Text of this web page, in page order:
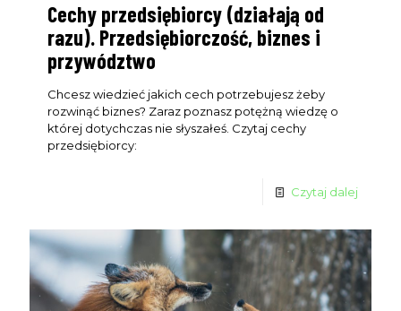
Cechy przedsiębiorcy (działają od
razu). Przedsiębiorczość, biznes i
przywództwo
Chcesz wiedzieć jakich cech potrzebujesz żeby
rozwinąć biznes? Zaraz poznasz potężną wiedzę o
której dotychczas nie słyszałeś. Czytaj cechy
przedsiębiorcy:
Czytaj dalej